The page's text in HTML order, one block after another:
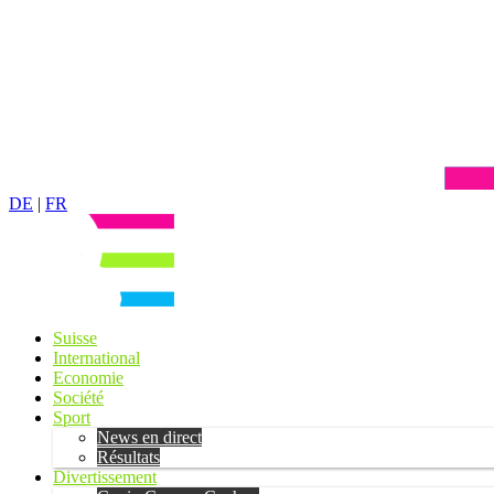
DE | FR
Suisse
International
Economie
Société
Sport
News en direct
Résultats
Divertissement